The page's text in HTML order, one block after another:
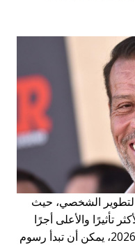
الشخصي، حيث
تأثيرًا والأعلى أجرًا
على مستوى العالم. اعتبارًا من عام 2026، يمكن أن تبدأ رسوم